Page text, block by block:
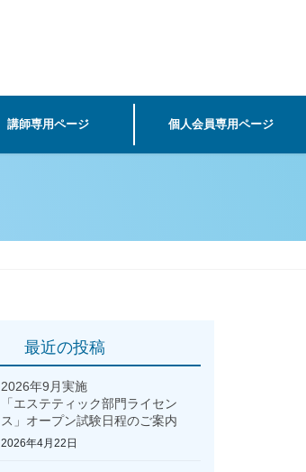
講師専用ページ 個人会員専用ページ
最近の投稿
2026年9月実施
「エステティック部門ライセン
ス」オープン試験日程のご案内
2026年4月22日